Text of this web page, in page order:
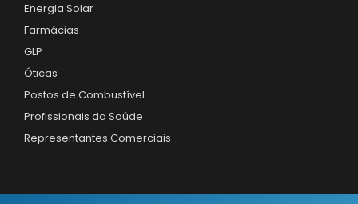
Energia Solar
Farmácias
GLP
Óticas
Postos de Combustível
Profissionais da Saúde
Representantes Comerciais